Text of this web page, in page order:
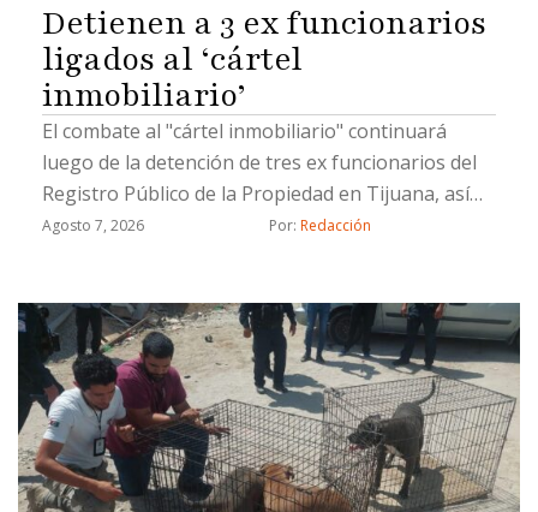
Detienen a 3 ex funcionarios
ligados al ‘cártel
inmobiliario’
El combate al "cártel inmobiliario" continuará
luego de la detención de tres ex funcionarios del
Registro Público de la Propiedad en Tijuana, así
como un civil, por hacer cambios de propiedad de
Buenrostro.Los detenidos están involucrados en
cambios de propietarios que se registraron con
documentación apócrifa; uno de ellos ya fue
vinculado a proceso, indicó Buenrostro.Los ex
funcionarios ligados al llamado "cártel
inmobiliario" ocuparon cargos de subregistrador
y analista y son acusados de fraude, fraude
Agosto 7, 2026 Por: Redacción